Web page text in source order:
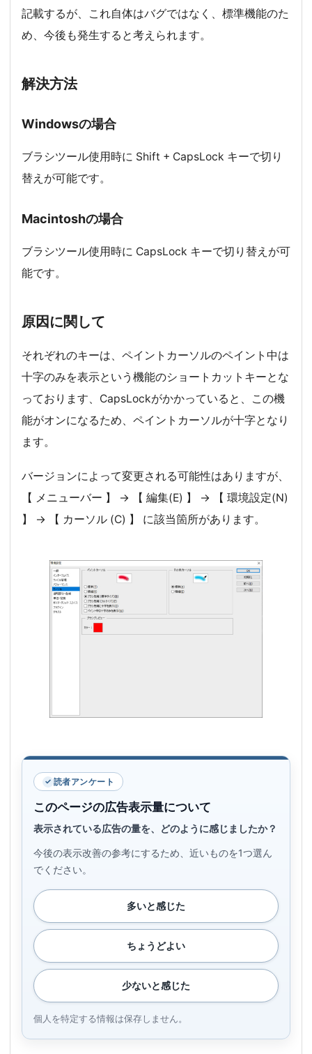
記載するが、これ自体はバグではなく、標準機能のた
め、今後も発生すると考えられます。
解決方法
Windowsの場合
ブラシツール使用時に Shift + CapsLock キーで切り
替えが可能です。
Macintoshの場合
ブラシツール使用時に CapsLock キーで切り替えが可
能です。
原因に関して
それぞれのキーは、ペイントカーソルのペイント中は
十字のみを表示という機能のショートカットキーとな
っております、CapsLockがかかっていると、この機
能がオンになるため、ペイントカーソルが十字となり
ます。
バージョンによって変更される可能性はありますが、
【 メニューバー 】 → 【 編集(E) 】 → 【 環境設定(N)
】 → 【 カーソル (C) 】 に該当箇所があります。
読者アンケート
このページの広告表示量について
表示されている広告の量を、どのように感じましたか？
今後の表示改善の参考にするため、近いものを1つ選ん
でください。
多いと感じた
ちょうどよい
少ないと感じた
個人を特定する情報は保存しません。